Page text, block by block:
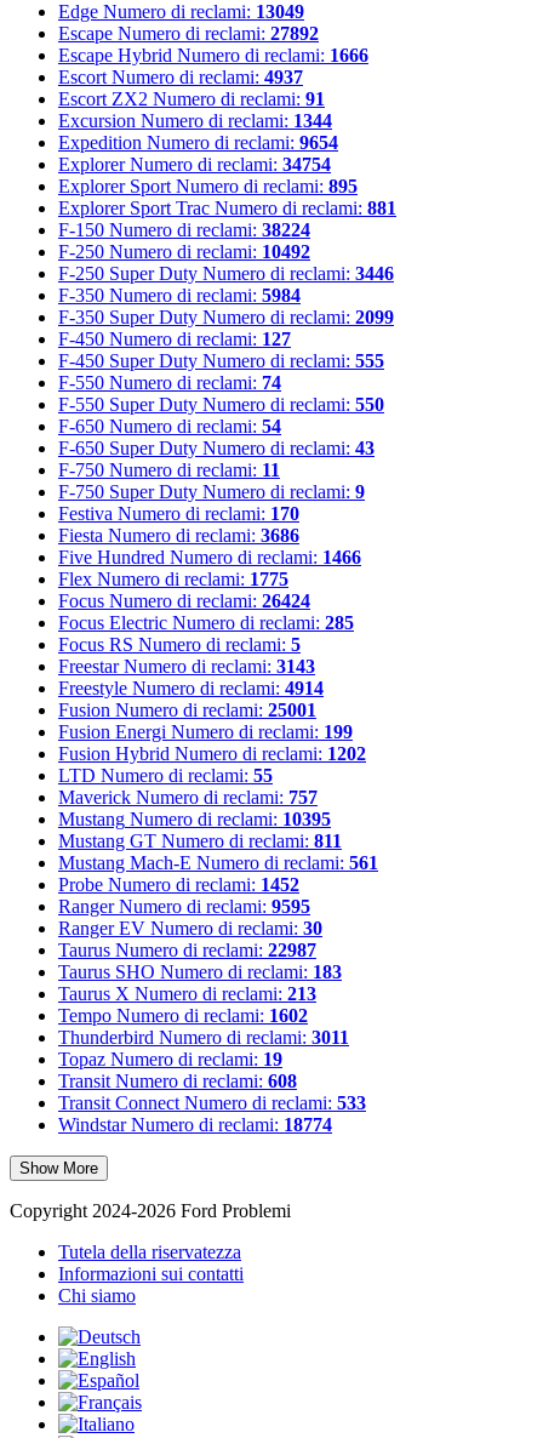
Edge Numero di reclami: 13049
Escape Numero di reclami: 27892
Escape Hybrid Numero di reclami: 1666
Escort Numero di reclami: 4937
Escort ZX2 Numero di reclami: 91
Excursion Numero di reclami: 1344
Expedition Numero di reclami: 9654
Explorer Numero di reclami: 34754
Explorer Sport Numero di reclami: 895
Explorer Sport Trac Numero di reclami: 881
F-150 Numero di reclami: 38224
F-250 Numero di reclami: 10492
F-250 Super Duty Numero di reclami: 3446
F-350 Numero di reclami: 5984
F-350 Super Duty Numero di reclami: 2099
F-450 Numero di reclami: 127
F-450 Super Duty Numero di reclami: 555
F-550 Numero di reclami: 74
F-550 Super Duty Numero di reclami: 550
F-650 Numero di reclami: 54
F-650 Super Duty Numero di reclami: 43
F-750 Numero di reclami: 11
F-750 Super Duty Numero di reclami: 9
Festiva Numero di reclami: 170
Fiesta Numero di reclami: 3686
Five Hundred Numero di reclami: 1466
Flex Numero di reclami: 1775
Focus Numero di reclami: 26424
Focus Electric Numero di reclami: 285
Focus RS Numero di reclami: 5
Freestar Numero di reclami: 3143
Freestyle Numero di reclami: 4914
Fusion Numero di reclami: 25001
Fusion Energi Numero di reclami: 199
Fusion Hybrid Numero di reclami: 1202
LTD Numero di reclami: 55
Maverick Numero di reclami: 757
Mustang Numero di reclami: 10395
Mustang GT Numero di reclami: 811
Mustang Mach-E Numero di reclami: 561
Probe Numero di reclami: 1452
Ranger Numero di reclami: 9595
Ranger EV Numero di reclami: 30
Taurus Numero di reclami: 22987
Taurus SHO Numero di reclami: 183
Taurus X Numero di reclami: 213
Tempo Numero di reclami: 1602
Thunderbird Numero di reclami: 3011
Topaz Numero di reclami: 19
Transit Numero di reclami: 608
Transit Connect Numero di reclami: 533
Windstar Numero di reclami: 18774
Show More
Copyright 2024-2026 Ford Problemi
Tutela della riservatezza
Informazioni sui contatti
Chi siamo